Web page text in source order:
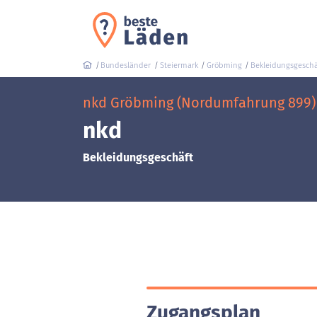
Bundesländer Steiermark Gröbming
nkd Gröbming (Nordumfahrung 899)
nkd
Bekleidungsgeschäft